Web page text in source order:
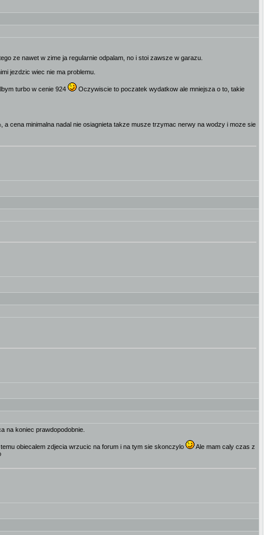
ze nawet w zime ja regularnie odpalam, no i stoi zawsze w garazu.
jezdzic wiec nie ma problemu.
turbo w cenie 924
Oczywiscie to poczatek wydatkow ale mniejsza o to, takie
cena minimalna nadal nie osiagnieta takze musze trzymac nerwy na wodzy i moze sie
na koniec prawdopodobnie.
obiecalem zdjecia wrzucic na forum i na tym sie skonczylo
Ale mam caly czas z